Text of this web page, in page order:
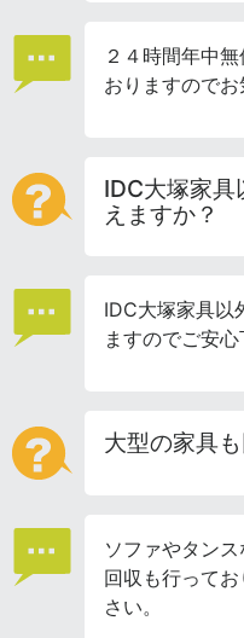
２４時間年中
おりますのでお
IDC大塚家具
えますか？
IDC大塚家具以
ますのでご安心
大型の家具
ソファやタン
回収も行って
さい。